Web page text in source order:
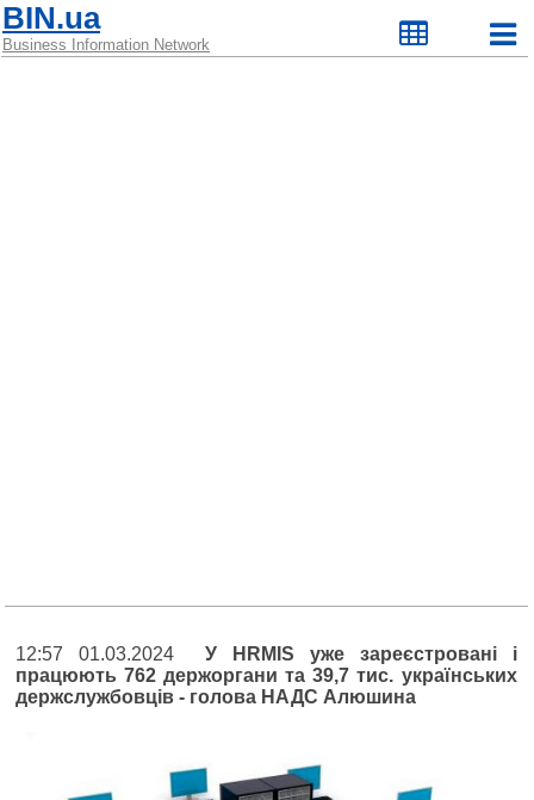
BIN.ua
Business Information Network
12:57 01.03.2024 У HRMIS уже зареєстровані і
працюють 762 держоргани та 39,7 тис. українських
держслужбовців - голова НАДС Алюшина